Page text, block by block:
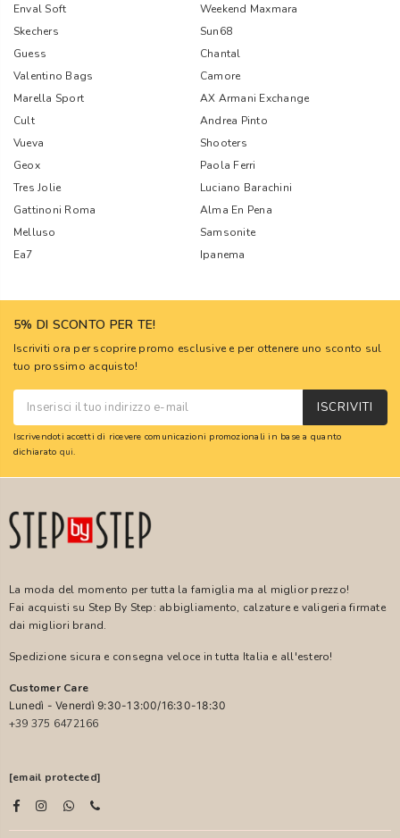
Enval Soft
Weekend Maxmara
Skechers
Sun68
Guess
Chantal
Valentino Bags
Camore
Marella Sport
AX Armani Exchange
Cult
Andrea Pinto
Vueva
Shooters
Geox
Paola Ferri
Tres Jolie
Luciano Barachini
Gattinoni Roma
Alma En Pena
Melluso
Samsonite
Ea7
Ipanema
5% DI SCONTO PER TE!
Iscriviti ora per scoprire promo esclusive e per ottenere uno sconto sul
tuo prossimo acquisto!
ISCRIVITI
Iscrivendoti accetti di ricevere comunicazioni promozionali in base a quanto
dichiarato qui.
La moda del momento per tutta la famiglia ma al miglior prezzo!
Fai acquisti su Step By Step: abbigliamento, calzature e valigeria firmate
dai migliori brand.
Spedizione sicura e consegna veloce in tutta Italia e all'estero!
Customer Care
Lunedì - Venerdì 9:30-13:00/16:30-18:30
+39 375 6472166
[email protected]